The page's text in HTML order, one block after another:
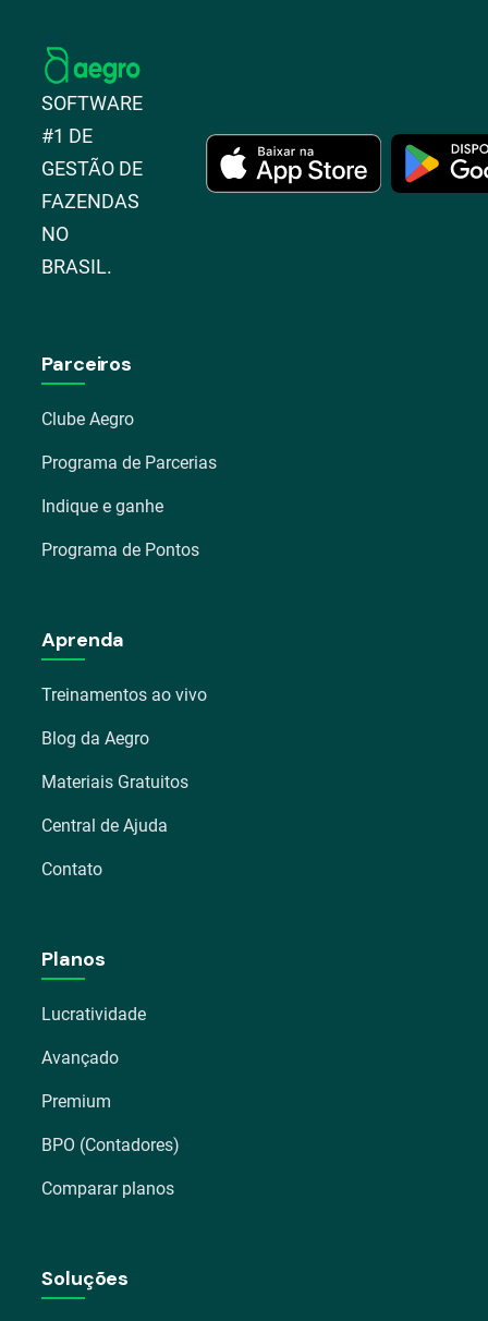
SOFTWARE
#1 DE
GESTÃO DE
FAZENDAS
NO
BRASIL.
Parceiros
Clube Aegro
Programa de Parcerias
Indique e ganhe
Programa de Pontos
Aprenda
Treinamentos ao vivo
Blog da Aegro
Materiais Gratuitos
Central de Ajuda
Contato
Planos
Lucratividade
Avançado
Premium
BPO (Contadores)
Comparar planos
Soluções